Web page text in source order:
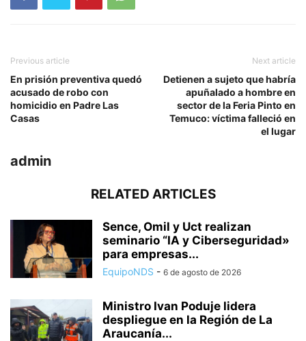
Previous article
En prisión preventiva quedó
acusado de robo con
homicidio en Padre Las
Casas
Next article
Detienen a sujeto que habría
apuñalado a hombre en
sector de la Feria Pinto en
Temuco: víctima falleció en
el lugar
admin
RELATED ARTICLES
Sence, Omil y Uct realizan
seminario “IA y Ciberseguridad»
para empresas...
EquipoNDS - 6 de agosto de 2026
Ministro Ivan Poduje lidera
despliegue en la Región de La
Araucanía...